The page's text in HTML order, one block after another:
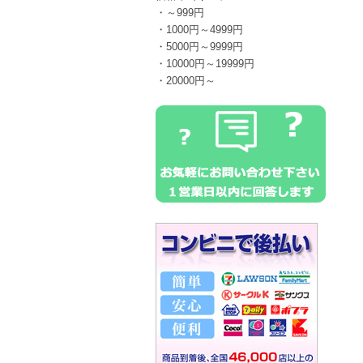
・～999円
・1000円～4999円
・5000円～9999円
・10000円～19999円
・20000円～